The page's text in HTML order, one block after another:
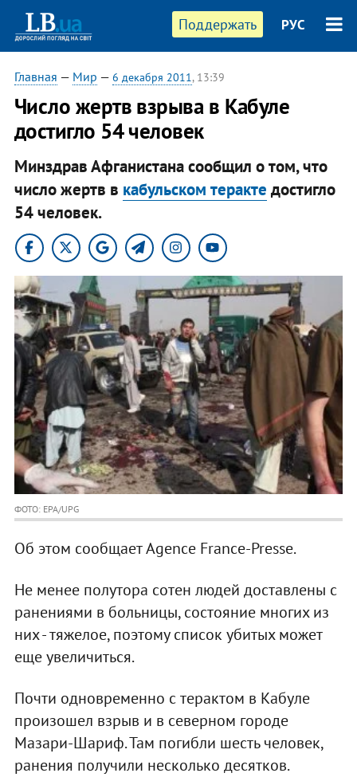
Поддержать РУС
Главная — Мир — 6 декабря 2011, 13:39
Число жертв взрыва в Кабуле
достигло 54 человек
Минздрав Афганистана сообщил о том, что
число жертв в кабульском теракте достигло
54 человек.
ФОТО: EPA/UPG
Об этом сообщает Agence France-Presse.
Не менее полутора сотен людей доставлены с
ранениями в больницы, состояние многих из
них - тяжелое, поэтому список убитых может
еще увеличиться.
Почти одновременно с терактом в Кабуле
произошел взрыв и в северном городе
Мазари-Шариф. Там погибли шесть человек,
ранения получили несколько десятков.